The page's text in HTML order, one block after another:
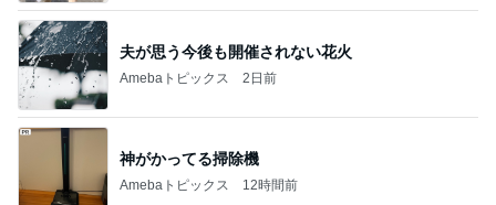
夫が思う今後も開催されない花火
Amebaトピックス 2日前
神がかってる掃除機
Amebaトピックス 12時間前